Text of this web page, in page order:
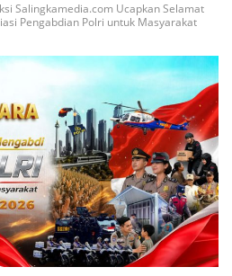
Salingkamedia.com Ucapkan Selamat
Pengabdian Polri untuk Masyarakat